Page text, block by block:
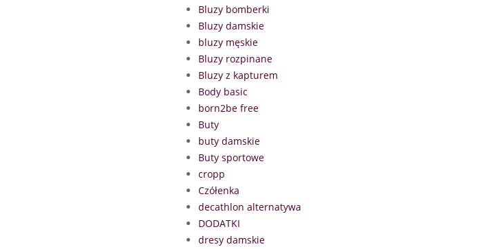
Bluzy bomberki
Bluzy damskie
bluzy męskie
Bluzy rozpinane
Bluzy z kapturem
Body basic
born2be free
Buty
buty damskie
Buty sportowe
cropp
Czółenka
decathlon alternatywa
DODATKI
dresy damskie